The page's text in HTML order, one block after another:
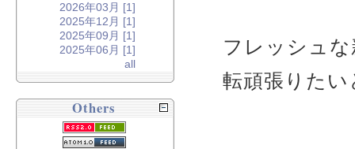
フレッシュ
転頑張りた
2026年03月 [1]
2025年12月 [1]
2025年09月 [1]
2025年06月 [1]
all
Others